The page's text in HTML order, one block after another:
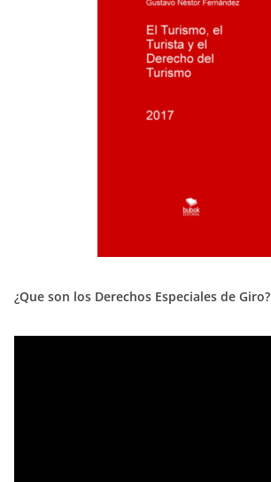
¿Que son los Derechos Especiales de Giro?